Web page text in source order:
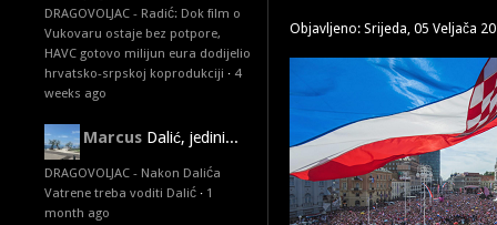
DRAGOVOLJAC - Radić: Dok film o
Vukovaru ostaje bez potpore,
HAVC gotovo milijun eura dodijelio
hrvatsko-srpskoj koprodukciji · 4
weeks ago
Marcus Dalić, jedini...
DRAGOVOLJAC - Nakon Dalića
Vatrene treba voditi Dalić · 1
month ago
Objavljeno: Srijeda, 05 Veljača